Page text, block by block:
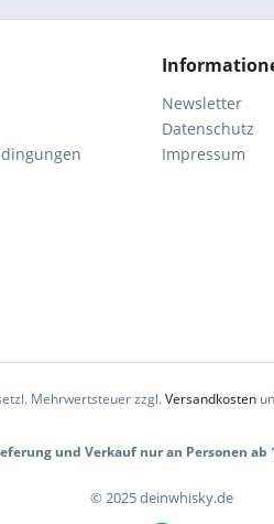
Newsletter
Datenschutz
Impressum
Mehrwertsteuer zzgl.Versandkosten
und Verkauf nur an Personen ab
© 2025 deinwhisky.de